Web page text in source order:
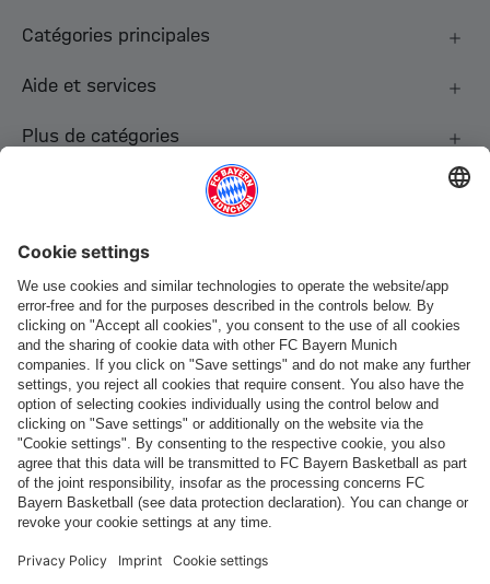
Catégories principales
Aide et services
Plus de catégories
Paiement et livraison
FC Bayern Store App